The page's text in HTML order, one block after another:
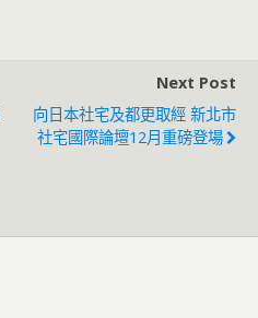
Next Post
向日本社宅及都更取經 新北市
社宅國際論壇12月重磅登場